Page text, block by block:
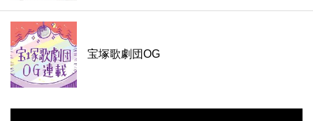
宝塚歌劇団OG